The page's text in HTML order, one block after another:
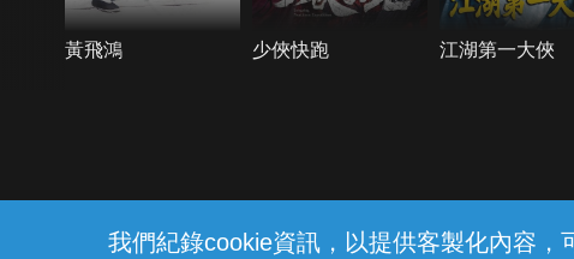
我們紀錄cookie資訊，以提供客製化內容
黃飛鴻 少俠快跑 江湖第一大俠